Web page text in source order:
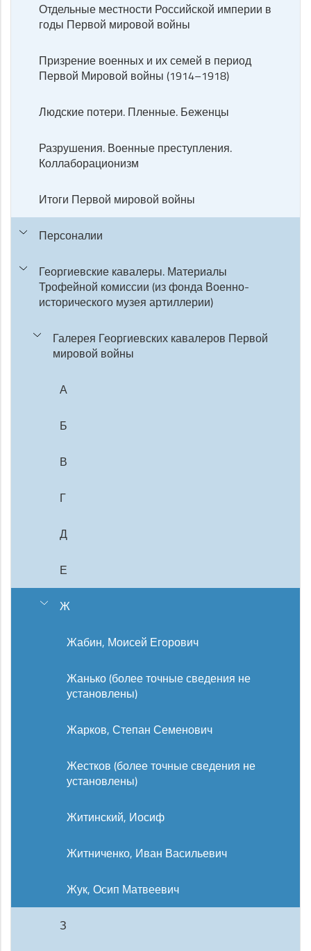
Отдельные местности Российской империи в
годы Первой мировой войны
Призрение военных и их семей в период
Первой Мировой войны (1914–1918)
Людские потери. Пленные. Беженцы
Разрушения. Военные преступления.
Коллаборационизм
Итоги Первой мировой войны
Персоналии
Георгиевские кавалеры. Материалы
Трофейной комиссии (из фонда Военно-
исторического музея артиллерии)
Галерея Георгиевских кавалеров Первой
мировой войны
А
Б
В
Г
Д
Е
Ж
Жабин, Моисей Егорович
Жанько (более точные сведения не
установлены)
Жарков, Степан Семенович
Жестков (более точные сведения не
установлены)
Житинский, Иосиф
Житниченко, Иван Васильевич
Жук, Осип Матвеевич
З